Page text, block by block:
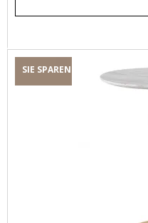
SIE SPAREN